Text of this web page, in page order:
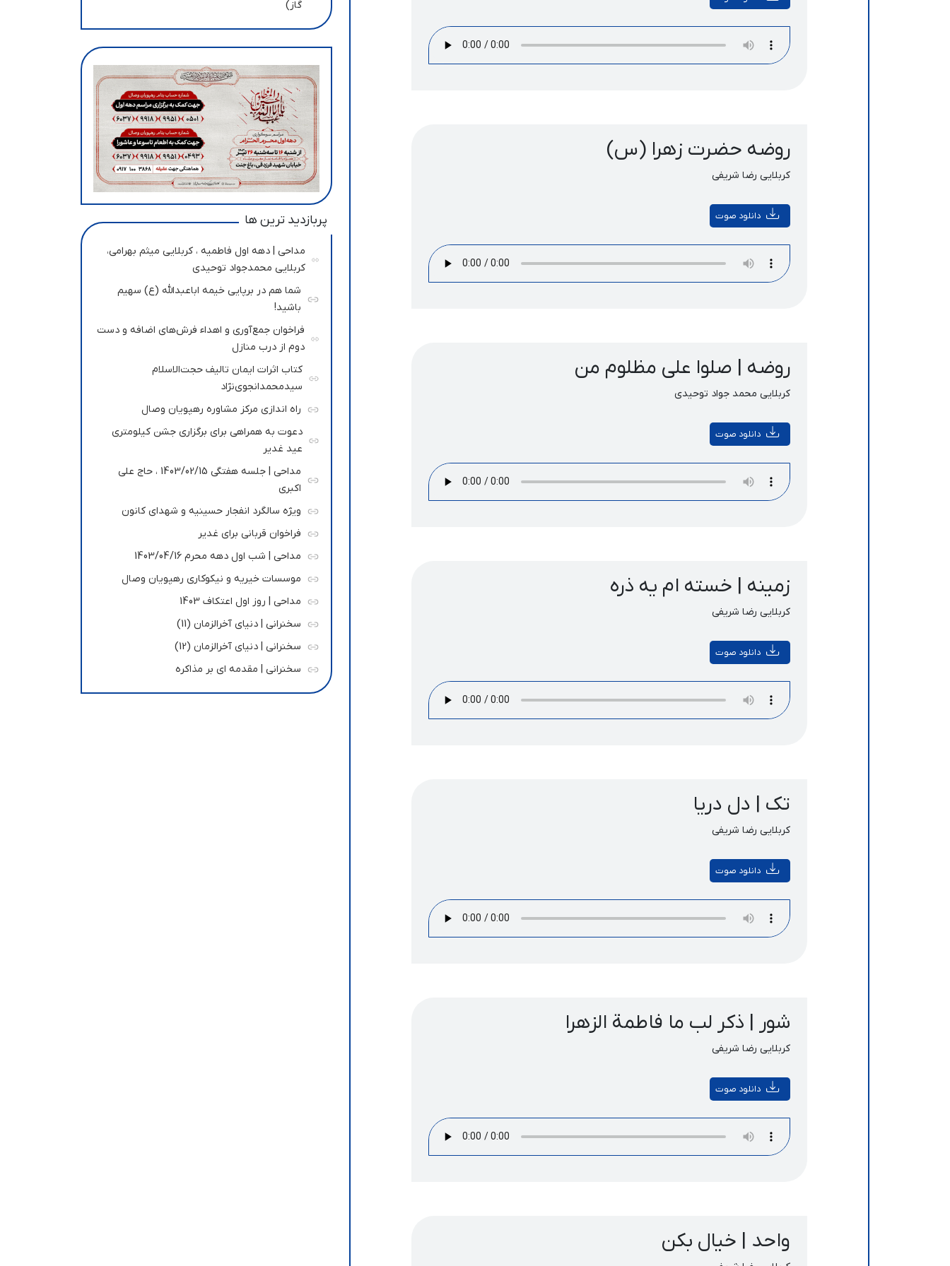
روضه حضرت زهرا (س)
کربلایی رضا شریفی
دانلود صوت
روضه | صلوا علی مظلوم من
کربلایی محمد جواد توحیدی
دانلود صوت
زمینه | خسته ام یه ذره
کربلایی رضا شریفی
دانلود صوت
تک | دل دریا
کربلایی رضا شریفی
دانلود صوت
شور | ذکر لب ما فاطمة الزهرا
کربلایی رضا شریفی
دانلود صوت
واحد | خیال بکن
گاز)
پربازدید ترین ها
مداحی | دهه اول فاطمیه ، کربلایی میثم بهرامی،
کربلایی محمدجواد توحیدی
شما هم در برپایی خیمه اباعبدالله (ع) سهیم
باشید!
فراخوان جمع‌آوری و اهداء فرش‌های اضافه و دست
دوم از درب منازل
کتاب اثرات ایمان تالیف حجت‌الاسلام
سیدمحمدانجوی‌نژاد
راه اندازی مرکز مشاوره رهپویان وصال
دعوت به همراهی برای برگزاری جشن کیلومتری
عید غدیر
مداحی | جلسه هفتگی 1403/02/15 ، حاج علی
اکبری
ویژه سالگرد انفجار حسینیه و شهدای کانون
فراخوان قربانی برای غدیر
مداحی | شب اول دهه محرم 1403/04/16
موسسات خیریه و نیکوکاری رهپویان وصال
مداحی | روز اول اعتکاف 1403
سخنرانی | دنیای آخرالزمان (11)
سخنرانی | دنیای آخرالزمان (12)
سخنرانی | مقدمه ای بر مذاکره